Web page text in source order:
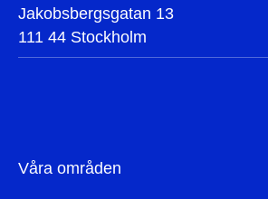
Jakobsbergsgatan 13
111 44 Stockholm
Våra områden